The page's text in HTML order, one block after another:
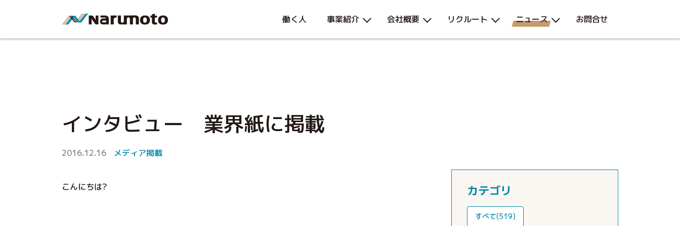
働く人 事業紹介 会社概要 リクルート ニュース お問合せ
インタビュー 業界紙に掲載
2016.12.16 メディア掲載
こんにちは? カテゴリ
すべて(519)